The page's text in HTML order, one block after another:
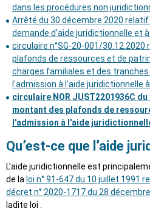
dans les procédures non
Arrêté du 30 décembre 2020
demande d’aide juridictionnelle et
circulaire n°SG-20-001/
plafonds de ressources et de
charges familiales et des
l'admission à l'aide juridictionnelle
circulaire NOR JUST2201936C
montant des plafonds de
l'admission à l'aide
Qu’est-ce que l’aide
L’aide juridictionnelle est
de la loi n° 91-647 du 10 juillet 1991
décret n° 2020-1717 du 28
ladite loi .